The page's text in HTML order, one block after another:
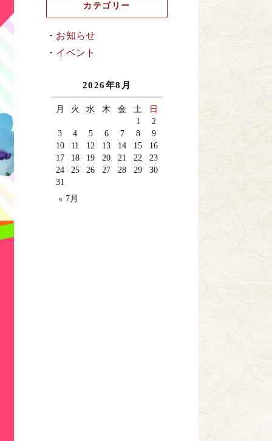
カテゴリー
お知らせ
イベント
2026年8月
月 火 水 木 金 土
日
1
2
3
4 5 6 7 8
9
10
11 12 13 14 15
16
17
18 19 20 21 22
23
24
25 26 27 28 29
30
31
« 7月